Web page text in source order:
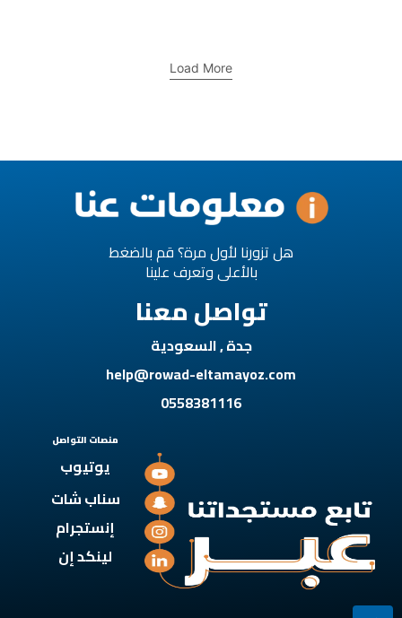
Load More
هل تزورنا لأول مرة؟ قم بالضغط
بالأعلى وتعرف علينا
تواصل معنا
جدة , السعودية
help@rowad-eltamayoz.com
0558381116
منصات التواصل
يوتيوب
سناب شات
إنستجرام
لينكد إن